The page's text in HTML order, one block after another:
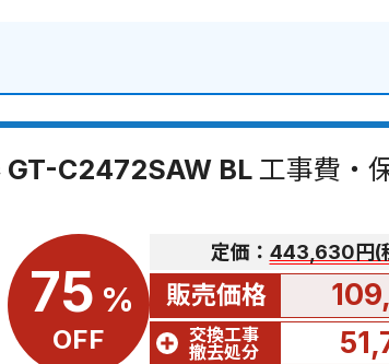
GT-C2472SAW BL 工事費・
75 %
OFF
定価： 443,630円(
販売価格
交換工事
撤去処分